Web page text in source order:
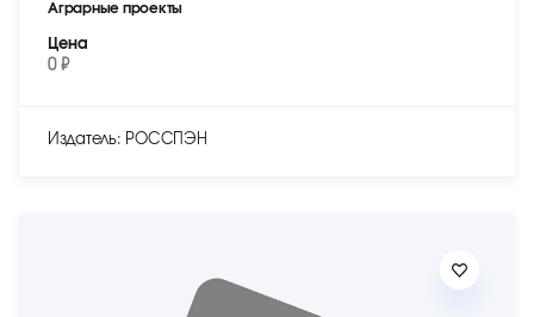
Аграрные проекты
Цена
0 ₽
Издатель: РОССПЭН